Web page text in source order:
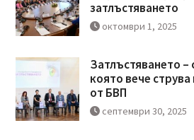
затлъстяването
октомври 1, 2025
Затлъстяването
която вече
от БВП
септември 30, 2025